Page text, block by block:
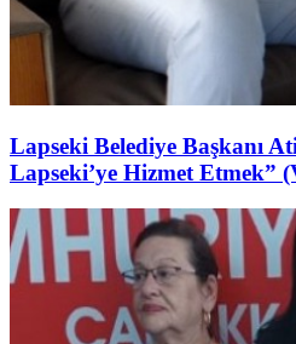
Lapseki Belediye Başkanı
Lapseki’ye Hizmet Etmek”